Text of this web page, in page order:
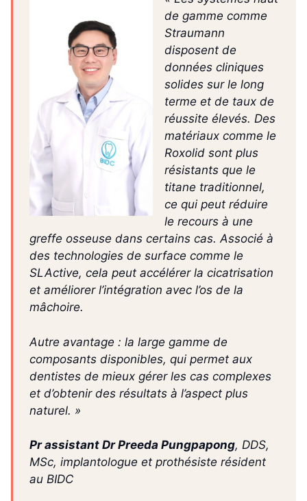
de gamme comme
Straumann
disposent de
données cliniques
solides sur le long
terme et de taux de
réussite élevés. Des
matériaux comme le
Roxolid sont plus
résistants que le
titane traditionnel,
ce qui peut réduire
le recours à une
greffe osseuse dans certains cas. Associé à
des technologies de surface comme le
SLActive, cela peut accélérer la cicatrisation
et améliorer l’intégration avec l’os de la
mâchoire.
Autre avantage : la large gamme de
composants disponibles, qui permet aux
dentistes de mieux gérer les cas complexes
et d’obtenir des résultats à l’aspect plus
naturel. »
Pr assistant Dr Preeda Pungpapong, DDS,
MSc, implantologue et prothésiste résident
au BIDC